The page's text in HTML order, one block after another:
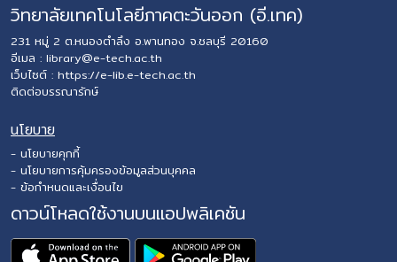
วิทยาลัยเทคโนโลยีภาคตะวันออก (อี.เทค)
231 หมู่ 2 ต.หนองตำลึง อ.พานทอง จ.ชลบุรี 20160
อีเมล : library@e-tech.ac.th
เว็บไซต์ : https://e-lib.e-tech.ac.th
ติดต่อบรรณารักษ์
นโยบาย
- นโยบายคุกกี้
- นโยบายการคุ้มครองข้อมูลส่วนบุคคล
- ข้อกำหนดและเงื่อนไข
ดาวน์โหลดใช้งานบนแอปพลิเคชัน